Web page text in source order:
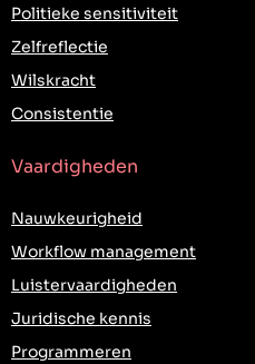
Politieke sensitiviteit
Zelfreflectie
Wilskracht
Consistentie
Vaardigheden
Nauwkeurigheid
Workflow management
Luistervaardigheden
Juridische kennis
Programmeren